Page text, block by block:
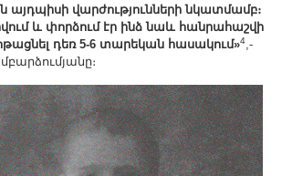
այդպիսի վարժությունների նկատմամբ։
և փորձում էր ինձ նաև հանրահաշվի
դեռ 5-6 տարեկան հասակում»4 ,-